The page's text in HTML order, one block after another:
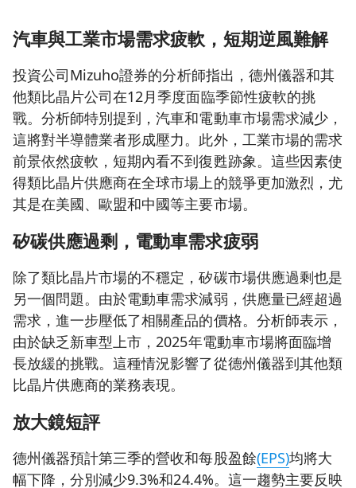
汽車與工業市場需求疲軟，短期逆風難解
投資公司Mizuho證券的分析師指出，德州儀器和其
他類比晶片公司在12月季度面臨季節性疲軟的挑
戰。分析師特別提到，汽車和電動車市場需求減少，
這將對半導體業者形成壓力。此外，工業市場的需求
前景依然疲軟，短期內看不到復甦跡象。這些因素使
得類比晶片供應商在全球市場上的競爭更加激烈，尤
其是在美國、歐盟和中國等主要市場。
矽碳供應過剩，電動車需求疲弱
除了類比晶片市場的不穩定，矽碳市場供應過剩也是
另一個問題。由於電動車需求減弱，供應量已經超過
需求，進一步壓低了相關產品的價格。分析師表示，
由於缺乏新車型上市，2025年電動車市場將面臨增
長放緩的挑戰。這種情況影響了從德州儀器到其他類
比晶片供應商的業務表現。
放大鏡短評
德州儀器預計第三季的營收和每股盈餘(EPS)均將大
幅下降，分別減少9.3%和24.4%。這一趨勢主要反映